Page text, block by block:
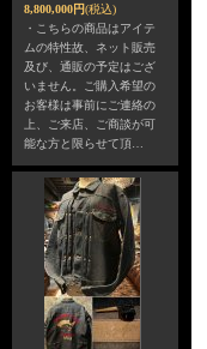
8,800,000円(税込)
・こちらの商品はアイテ
ムの特性故、ネット販売
及び、通販の予定はござ
いません。ご購入希望の
お客様は事前にご連絡の
上、ご来店、ご商談が可
能な方と限らせて頂…